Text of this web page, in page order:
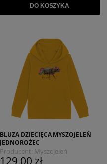
DO KOSZYKA
BLUZA DZIECIĘCA MYSZOJELEŃ
JEDNOROŻEC
Producent: Myszojeleń
129,00 zł